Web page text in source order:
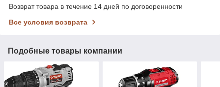
Возврат товара в течение 14 дней по договоренности
Все условия возврата
Подобные товары компании